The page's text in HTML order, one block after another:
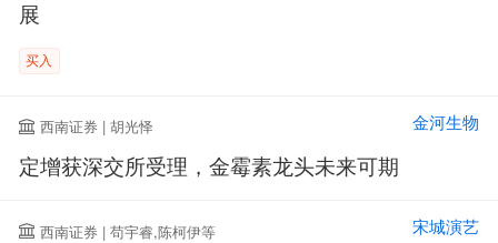
展
买入
西南证券 | 胡光怿 金河生物
定增获深交所受理，金霉素龙头未来可期
西南证券 | 苟宇睿,陈柯伊等 宋城演艺